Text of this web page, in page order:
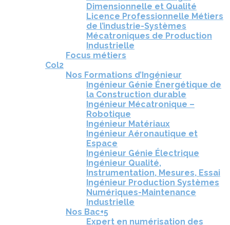
Dimensionnelle et Qualité
Licence Professionnelle Métiers
de l’industrie-Systèmes
Mécatroniques de Production
Industrielle
Focus métiers
Col2
Nos Formations d’Ingénieur
Ingénieur Génie Énergétique de
la Construction durable
Ingénieur Mécatronique –
Robotique
Ingénieur Matériaux
Ingénieur Aéronautique et
Espace
Ingénieur Génie Électrique
Ingénieur Qualité,
Instrumentation, Mesures, Essai
Ingénieur Production Systèmes
Numériques-Maintenance
Industrielle
Nos Bac+5
Expert en numérisation des